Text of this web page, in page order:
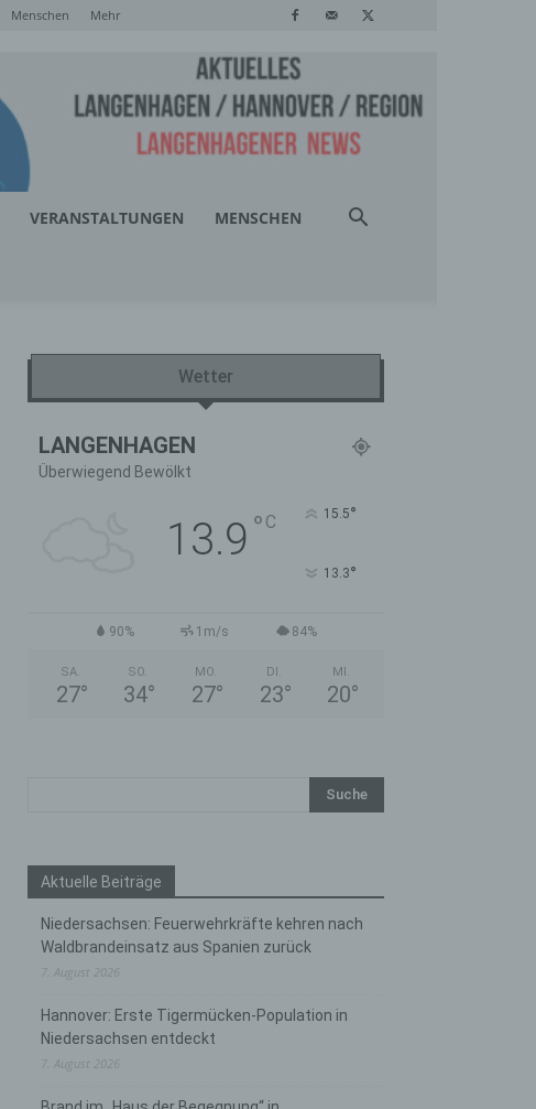
Menschen Mehr
VERANSTALTUNGEN MENSCHEN
Wetter
LANGENHAGEN
Überwiegend Bewölkt
13.9 ° C 15.5°
13.3°
90% 1m/s 84%
SA.
27°
SO.
34°
MO.
27°
DI.
23°
MI.
20°
Aktuelle Beiträge
Niedersachsen: Feuerwehrkräfte kehren nach
Waldbrandeinsatz aus Spanien zurück
7. August 2026
Hannover: Erste Tigermücken-Population in
Niedersachsen entdeckt
7. August 2026